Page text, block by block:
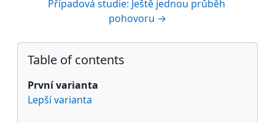
Případová studie: Ještě jednou průběh
pohovoru →
Blocks
Skip Table of contents
Table of contents
První varianta
Lepší varianta